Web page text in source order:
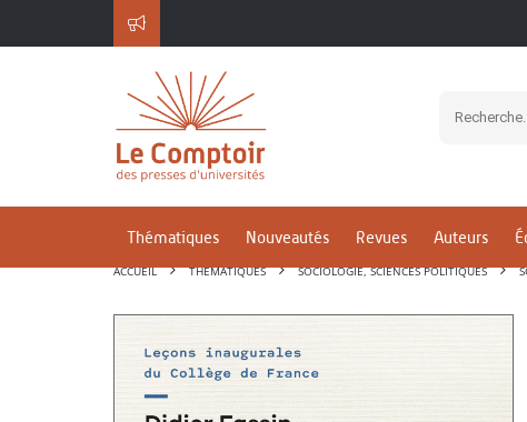
Thématiques Nouveautés Revues Auteurs
ACCUEIL THÉMATIQUES SOCIOLOGIE, SCIENCES POLITIQUES